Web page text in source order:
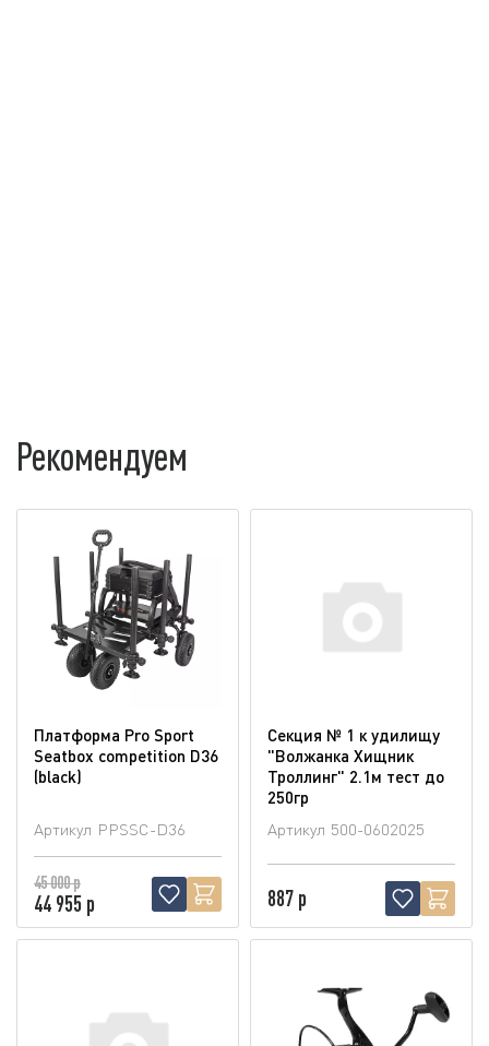
Рекомендуем
Платформа Pro Sport
Seatbox competition D36
(blaсk)
Артикул PPSSC-D36
45 000 р
44 955 р
Секция № 1 к удилищу
"Волжанка Хищник
Троллинг" 2.1м тест до
250гр
Артикул 500-0602025
887 р